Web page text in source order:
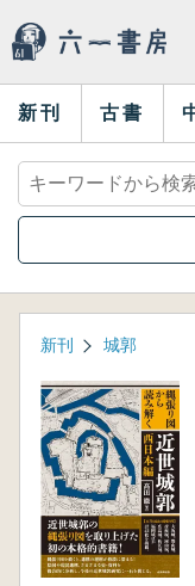
新刊 古書
新刊 城郭